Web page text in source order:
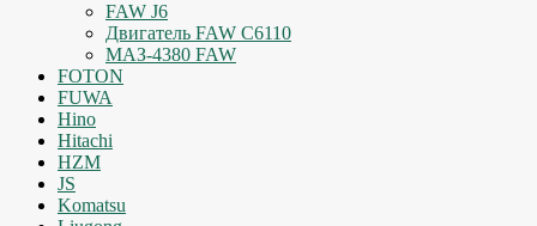
FAW J6
Двигатель FAW C6110
МАЗ-4380 FAW
FOTON
FUWA
Hino
Hitachi
HZM
JS
Komatsu